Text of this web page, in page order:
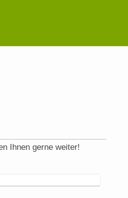
Ihnen gerne weiter!